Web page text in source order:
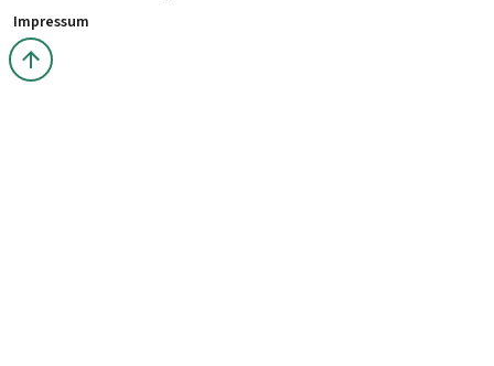
Impressum